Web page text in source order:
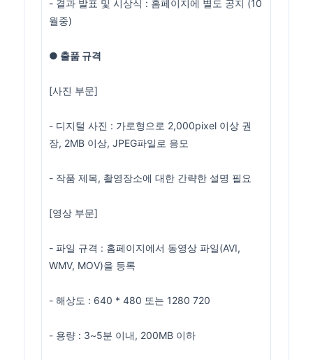
- 결과 발표 및 시상식 : 홈페이지에 별도 공지 (10
월중)
● 출품 규격
[사진 부문]
- 디지털 사진 : 가로형으로 2,000pixel 이상 권
장, 2MB 이상, JPEG파일로 응모
- 작품 제목, 촬영장소에 대한 간략한 설명 필요
[영상 부문]
- 파일 규격 : 홈페이지에서 동영상 파일(AVI,
WMV, MOV)을 등록
- 해상도 : 640 * 480 또는 1280 720
- 용량 : 3~5분 이내, 200MB 이하